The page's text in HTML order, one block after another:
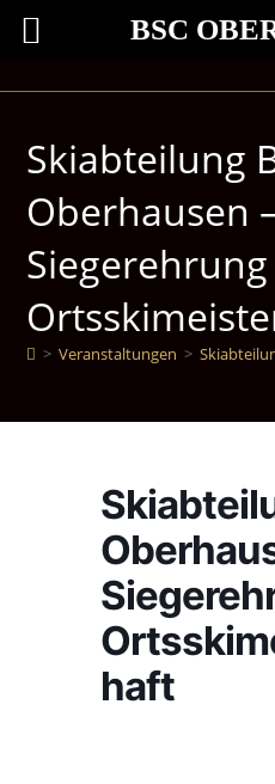
Skiabteilung
Oberhausen
Siegerehrung
> Veranstaltungen >
haft
BSC